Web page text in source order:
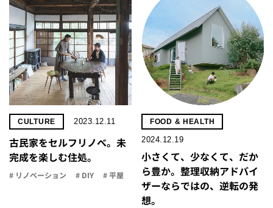
CULTURE 2023.12.11
古民家をセルフリノべ。未
完成を楽しむ住処。
# リノベーション # DIY # 平屋
FOOD & HEALTH
2024.12.19
小さくて、少なくて、だか
ら豊か。整理収納アドバイ
ザーならではの、逆転の発
想。